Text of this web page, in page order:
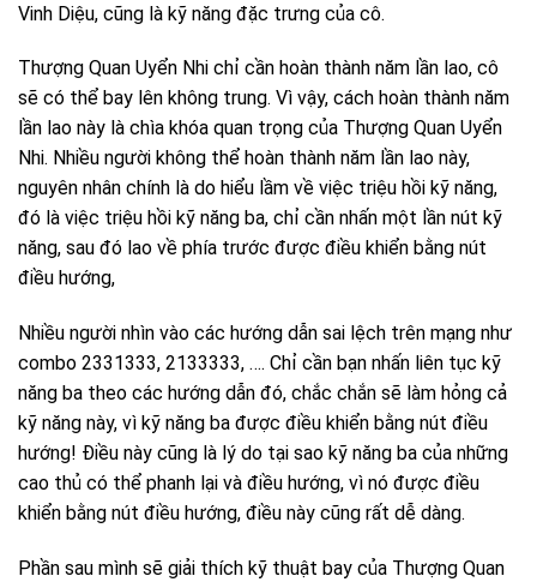
Vinh Diệu, cũng là kỹ năng đặc trưng của cô.
Thượng Quan Uyển Nhi chỉ cần hoàn thành năm lần lao, cô
sẽ có thể bay lên không trung. Vì vậy, cách hoàn thành năm
lần lao này là chìa khóa quan trọng của Thượng Quan Uyển
Nhi. Nhiều người không thể hoàn thành năm lần lao này,
nguyên nhân chính là do hiểu lầm về việc triệu hồi kỹ năng,
đó là việc triệu hồi kỹ năng ba, chỉ cần nhấn một lần nút kỹ
năng, sau đó lao về phía trước được điều khiển bằng nút
điều hướng,
Nhiều người nhìn vào các hướng dẫn sai lệch trên mạng như
combo 2331333, 2133333, …. Chỉ cần bạn nhấn liên tục kỹ
năng ba theo các hướng dẫn đó, chắc chắn sẽ làm hỏng cả
kỹ năng này, vì kỹ năng ba được điều khiển bằng nút điều
hướng! Điều này cũng là lý do tại sao kỹ năng ba của những
cao thủ có thể phanh lại và điều hướng, vì nó được điều
khiển bằng nút điều hướng, điều này cũng rất dễ dàng.
Phần sau mình sẽ giải thích kỹ thuật bay của Thượng Quan